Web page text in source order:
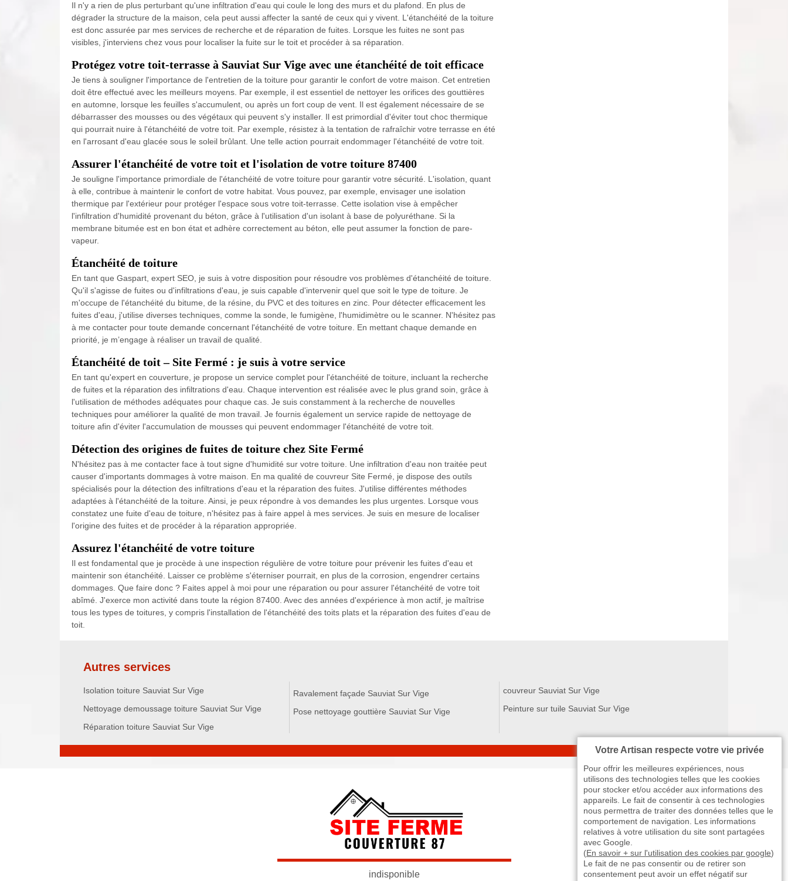
Il n'y a rien de plus perturbant qu'une infiltration d'eau qui coule le long des murs et du plafond. En plus de
dégrader la structure de la maison, cela peut aussi affecter la santé de ceux qui y vivent. L'étanchéité de la toiture
est donc assurée par mes services de recherche et de réparation de fuites. Lorsque les fuites ne sont pas
visibles, j'interviens chez vous pour localiser la fuite sur le toit et procéder à sa réparation.
Protégez votre toit-terrasse à Sauviat Sur Vige avec une étanchéité de toit efficace
Je tiens à souligner l'importance de l'entretien de la toiture pour garantir le confort de votre maison. Cet entretien
doit être effectué avec les meilleurs moyens. Par exemple, il est essentiel de nettoyer les orifices des gouttières
en automne, lorsque les feuilles s'accumulent, ou après un fort coup de vent. Il est également nécessaire de se
débarrasser des mousses ou des végétaux qui peuvent s'y installer. Il est primordial d'éviter tout choc thermique
qui pourrait nuire à l'étanchéité de votre toit. Par exemple, résistez à la tentation de rafraîchir votre terrasse en été
en l'arrosant d'eau glacée sous le soleil brûlant. Une telle action pourrait endommager l'étanchéité de votre toit.
Assurer l'étanchéité de votre toit et l'isolation de votre toiture 87400
Je souligne l'importance primordiale de l'étanchéité de votre toiture pour garantir votre sécurité. L'isolation, quant
à elle, contribue à maintenir le confort de votre habitat. Vous pouvez, par exemple, envisager une isolation
thermique par l'extérieur pour protéger l'espace sous votre toit-terrasse. Cette isolation vise à empêcher
l'infiltration d'humidité provenant du béton, grâce à l'utilisation d'un isolant à base de polyuréthane. Si la
membrane bitumée est en bon état et adhère correctement au béton, elle peut assumer la fonction de pare-
vapeur.
Étanchéité de toiture
En tant que Gaspart, expert SEO, je suis à votre disposition pour résoudre vos problèmes d'étanchéité de toiture.
Qu'il s'agisse de fuites ou d'infiltrations d'eau, je suis capable d'intervenir quel que soit le type de toiture. Je
m'occupe de l'étanchéité du bitume, de la résine, du PVC et des toitures en zinc. Pour détecter efficacement les
fuites d'eau, j'utilise diverses techniques, comme la sonde, le fumigène, l'humidimètre ou le scanner. N'hésitez pas
à me contacter pour toute demande concernant l'étanchéité de votre toiture. En mettant chaque demande en
priorité, je m’engage à réaliser un travail de qualité.
Étanchéité de toit – Site Fermé : je suis à votre service
En tant qu'expert en couverture, je propose un service complet pour l'étanchéité de toiture, incluant la recherche
de fuites et la réparation des infiltrations d'eau. Chaque intervention est réalisée avec le plus grand soin, grâce à
l'utilisation de méthodes adéquates pour chaque cas. Je suis constamment à la recherche de nouvelles
techniques pour améliorer la qualité de mon travail. Je fournis également un service rapide de nettoyage de
toiture afin d'éviter l'accumulation de mousses qui peuvent endommager l'étanchéité de votre toit.
Détection des origines de fuites de toiture chez Site Fermé
N'hésitez pas à me contacter face à tout signe d'humidité sur votre toiture. Une infiltration d'eau non traitée peut
causer d'importants dommages à votre maison. En ma qualité de couvreur Site Fermé, je dispose des outils
spécialisés pour la détection des infiltrations d'eau et la réparation des fuites. J'utilise différentes méthodes
adaptées à l'étanchéité de la toiture. Ainsi, je peux répondre à vos demandes les plus urgentes. Lorsque vous
constatez une fuite d'eau de toiture, n'hésitez pas à faire appel à mes services. Je suis en mesure de localiser
l'origine des fuites et de procéder à la réparation appropriée.
Assurez l'étanchéité de votre toiture
Il est fondamental que je procède à une inspection régulière de votre toiture pour prévenir les fuites d'eau et
maintenir son étanchéité. Laisser ce problème s'éterniser pourrait, en plus de la corrosion, engendrer certains
dommages. Que faire donc ? Faites appel à moi pour une réparation ou pour assurer l'étanchéité de votre toit
abîmé. J'exerce mon activité dans toute la région 87400. Avec des années d'expérience à mon actif, je maîtrise
tous les types de toitures, y compris l'installation de l'étanchéité des toits plats et la réparation des fuites d'eau de
toit.
Autres services
Isolation toiture Sauviat Sur Vige
Nettoyage demoussage toiture Sauviat Sur Vige
Réparation toiture Sauviat Sur Vige
Ravalement façade Sauviat Sur Vige
Pose nettoyage gouttière Sauviat Sur Vige
couvreur Sauviat Sur Vige
Peinture sur tuile Sauviat Sur Vige
indisponible
Votre Artisan respecte votre vie privée
Pour offrir les meilleures expériences, nous
utilisons des technologies telles que les cookies
pour stocker et/ou accéder aux informations des
appareils. Le fait de consentir à ces technologies
nous permettra de traiter des données telles que le
comportement de navigation. Les informations
relatives à votre utilisation du site sont partagées
avec Google.
(En savoir + sur l'utilisation des cookies par google)
Le fait de ne pas consentir ou de retirer son
consentement peut avoir un effet négatif sur